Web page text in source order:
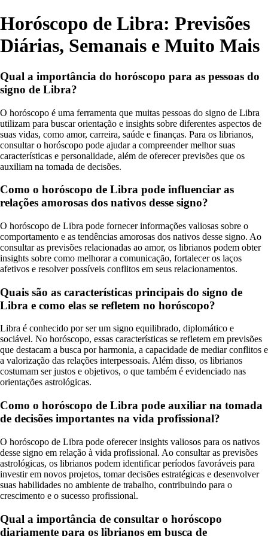
Horóscopo de Libra: Previsões
Diárias, Semanais e Muito Mais
Qual a importância do horóscopo para as pessoas do
signo de Libra?
O horóscopo é uma ferramenta que muitas pessoas do signo de Libra
utilizam para buscar orientação e insights sobre diferentes aspectos de
suas vidas, como amor, carreira, saúde e finanças. Para os librianos,
consultar o horóscopo pode ajudar a compreender melhor suas
características e personalidade, além de oferecer previsões que os
auxiliam na tomada de decisões.
Como o horóscopo de Libra pode influenciar as
relações amorosas dos nativos desse signo?
O horóscopo de Libra pode fornecer informações valiosas sobre o
comportamento e as tendências amorosas dos nativos desse signo. Ao
consultar as previsões relacionadas ao amor, os librianos podem obter
insights sobre como melhorar a comunicação, fortalecer os laços
afetivos e resolver possíveis conflitos em seus relacionamentos.
Quais são as características principais do signo de
Libra e como elas se refletem no horóscopo?
Libra é conhecido por ser um signo equilibrado, diplomático e
sociável. No horóscopo, essas características se refletem em previsões
que destacam a busca por harmonia, a capacidade de mediar conflitos e
a valorização das relações interpessoais. Além disso, os librianos
costumam ser justos e objetivos, o que também é evidenciado nas
orientações astrológicas.
Como o horóscopo de Libra pode auxiliar na tomada
de decisões importantes na vida profissional?
O horóscopo de Libra pode oferecer insights valiosos para os nativos
desse signo em relação à vida profissional. Ao consultar as previsões
astrológicas, os librianos podem identificar períodos favoráveis para
investir em novos projetos, tomar decisões estratégicas e desenvolver
suas habilidades no ambiente de trabalho, contribuindo para o
crescimento e o sucesso profissional.
Qual a importância de consultar o horóscopo
diariamente para os librianos em busca de